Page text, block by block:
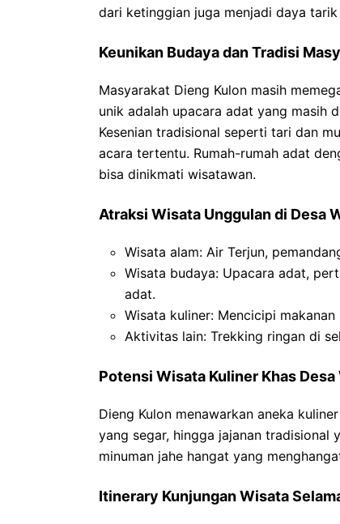
dari ketinggian juga menjadi daya
Keunikan Budaya dan Tradisi
Masyarakat Dieng Kulon masih
unik adalah upacara adat yang masih
Kesenian tradisional seperti tari dan
acara tertentu. Rumah-rumah adat
bisa dinikmati wisatawan.
Atraksi Wisata Unggulan di Desa
Wisata alam: Air Terjun,
Wisata budaya: Upacara adat,
adat.
Wisata kuliner: Mencicipi makanan
Aktivitas lain: Trekking ringan di
Potensi Wisata Kuliner Khas
Dieng Kulon menawarkan aneka
yang segar, hingga jajanan tradisional
minuman jahe hangat yang
Itinerary Kunjungan Wisata